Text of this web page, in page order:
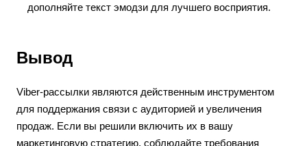
дополняйте текст эмодзи для лучшего восприятия.
Вывод
Viber-рассылки являются действенным инструментом
для поддержания связи с аудиторией и увеличения
продаж. Если вы решили включить их в вашу
маркетинговую стратегию, соблюдайте требования